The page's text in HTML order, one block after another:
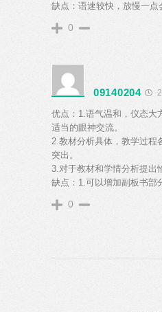
缺点：语速较快，放慢一点
0
09140204
优点：1.语气温和，仪态大
适当的眼神交流。
2.教材分析具体，教学过程
突出。
3.对于教材和学情分析提出
缺点：1.可以增加副板书部
0